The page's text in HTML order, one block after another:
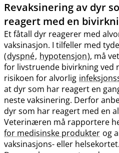
Revaksinering av dyr
reagert med en
Et fåtall dyr reagerer med
vaksinasjon. I tilfeller med
(dyspné, hypotensjon), må
for livstruende bivirkning ved
risikoen for alvorlig
at dyr som har reagert en
neste vaksinering. Derfor
dyr som har reagert med en
Veterinæren må rapportere
for medisinske produkter og
vaksinasjons- eller helsekortet.